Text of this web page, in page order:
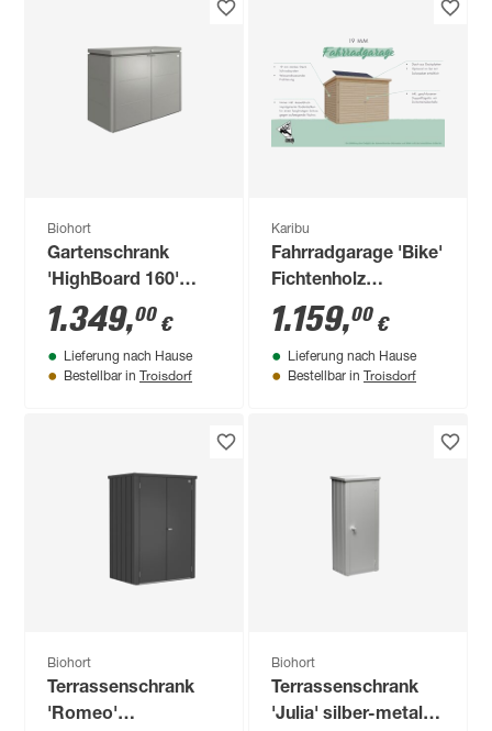
Biohort
Gartenschrank
'HighBoard 160'
quarzgrau metallic
160 x 70 x 118 cm
1.349,00 €
Lieferung nach Hause
Bestellbar in Troisdorf
Karibu
Fahrradgarage 'Bike'
Fichtenholz
terragrau 212,5 x
167 x 216,5 cm
1.159,00 €
Lieferung nach Hause
Bestellbar in Troisdorf
Biohort
Terrassenschrank
'Romeo'
Biohort
Terrassenschrank
'Julia' silber-metallic